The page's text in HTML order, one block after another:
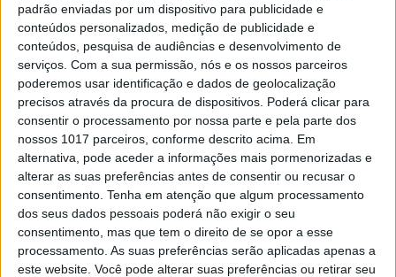
padrão enviadas por um dispositivo para publicidade e
conteúdos personalizados, medição de publicidade e
conteúdos, pesquisa de audiências e desenvolvimento de
serviços. Com a sua permissão, nós e os nossos parceiros
poderemos usar identificação e dados de geolocalização
precisos através da procura de dispositivos. Poderá clicar para
consentir o processamento por nossa parte e pela parte dos
nossos 1017 parceiros, conforme descrito acima. Em
alternativa, pode aceder a informações mais pormenorizadas e
alterar as suas preferências antes de consentir ou recusar o
consentimento. Tenha em atenção que algum processamento
dos seus dados pessoais poderá não exigir o seu
consentimento, mas que tem o direito de se opor a esse
processamento. As suas preferências serão aplicadas apenas a
este website. Você pode alterar suas preferências ou retirar seu
VISÃO JÚNIOR
Ganha um fim de semana num hotel no
Algarve
CAPA DA EDIÇÃO